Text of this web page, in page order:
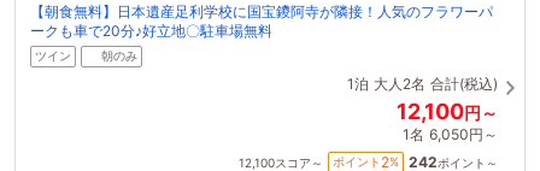
【朝食無料】日本遺産足利学校に国宝鑁阿寺が隣接！人気のフラワーパ
ークも車で20分♪好立地〇駐車場無料
ツイン 朝のみ
1泊 大人2名 合計(税込)
12,100円～
1名 6,050円～
12,100スコア～ ポイント 2% 242ポイント～